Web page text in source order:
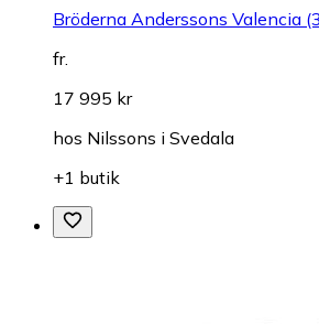
Bröderna Anderssons Valencia
fr.
17 995 kr
hos Nilssons i Svedala
+1 butik